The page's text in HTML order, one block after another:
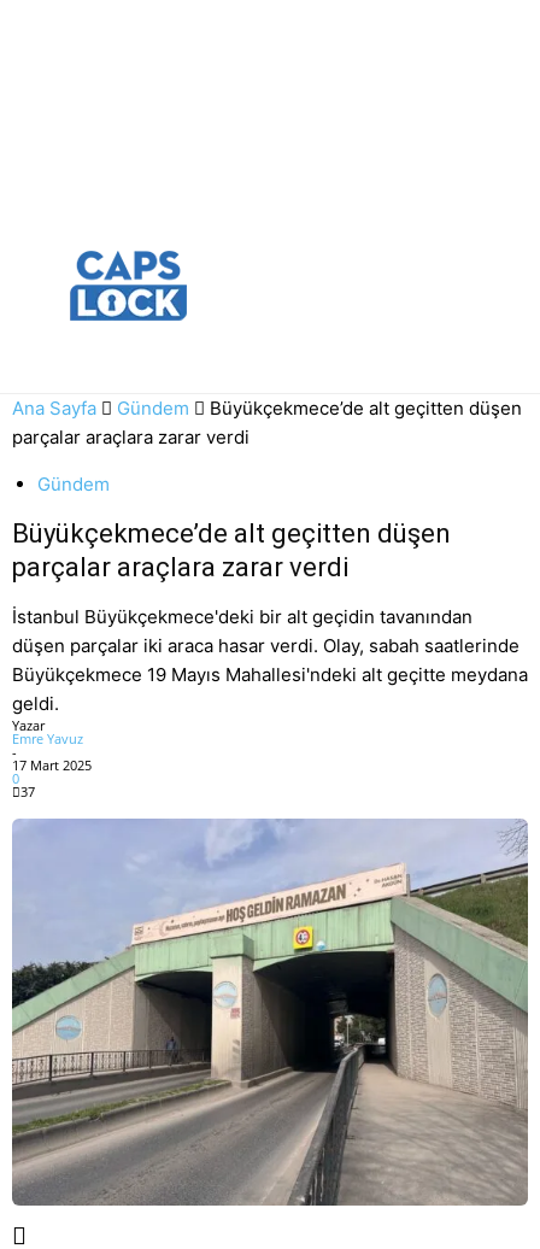
Ana Sayfa Gündem
Büyükçekmece’de alt geçitten düşen
parçalar araçlara zarar verdi
Gündem
Büyükçekmece’de alt geçitten düşen
parçalar araçlara zarar verdi
İstanbul Büyükçekmece'deki bir alt geçidin tavanından
düşen parçalar iki araca hasar verdi. Olay, sabah saatlerinde
Büyükçekmece 19 Mayıs Mahallesi'ndeki alt geçitte meydana
geldi.
Yazar
Emre Yavuz
-
17 Mart 2025
0
37